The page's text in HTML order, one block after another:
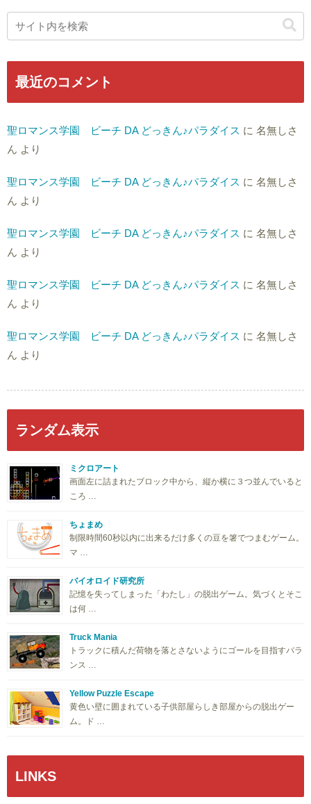
最近のコメント
聖ロマンス学園 ビーチ DA どっきん♪パラダイス に 名無しさ
ん より
聖ロマンス学園 ビーチ DA どっきん♪パラダイス に 名無しさ
ん より
聖ロマンス学園 ビーチ DA どっきん♪パラダイス に 名無しさ
ん より
聖ロマンス学園 ビーチ DA どっきん♪パラダイス に 名無しさ
ん より
聖ロマンス学園 ビーチ DA どっきん♪パラダイス に 名無しさ
ん より
ランダム表示
ミクロアート
画面左に詰まれたブロック中から、縦か横に３つ並んでいると
ころ …
ちょまめ
制限時間60秒以内に出来るだけ多くの豆を箸でつまむゲーム。
マ …
バイオロイド研究所
記憶を失ってしまった「わたし」の脱出ゲーム。気づくとそこ
は何 …
Truck Mania
トラックに積んだ荷物を落とさないようにゴールを目指すバラ
ンス …
Yellow Puzzle Escape
黄色い壁に囲まれている子供部屋らしき部屋からの脱出ゲー
ム。ド …
LINKS